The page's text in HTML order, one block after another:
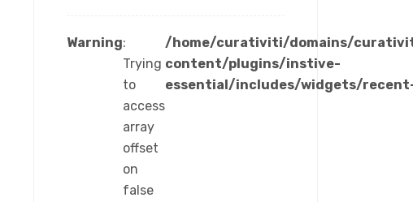
Warning:
Trying
to
access
array
offset
on
false
/home/curativiti/domains/
content/plugins/instive-
essential/includes/widgets/